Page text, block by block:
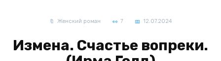
Женский роман 7 12.07.2024
Измена. Счастье вопреки.